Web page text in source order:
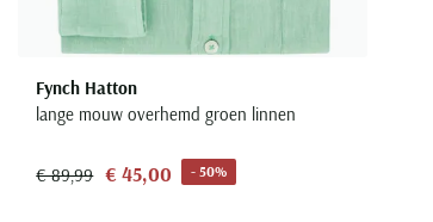
Fynch Hatton
lange mouw overhemd groen linnen
€ 89,99 € 45,00 - 50%